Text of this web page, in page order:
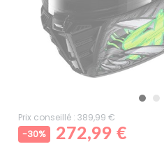
Prix conseillé : 389,99 €
-30%
272,99 €